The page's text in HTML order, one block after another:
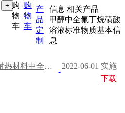
购
物
车
购
物
车
产
品
定
制
信息 相关产品
甲醇中全氟丁烷磺酸
溶液标准物质基本信
息
SN/T 5352-2021 纸制耐热材料中全氟和多氟化合物的测定
2022-06-01 实施
下载